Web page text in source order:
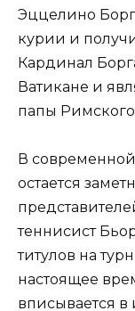
Эццелино
курии и
Кардинал
Ватикане и
папы
В
остается
теннисист
титулов на
настоящее
вписывается в